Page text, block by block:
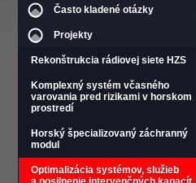
Často kladené otázky
Projekty
Rekonštrukcia rádiovej siete HZS
Komplexný systém včasného
varovania pred rizikami v horskom
prostredí
Horský špecializovaný záchranný
modul
Optimalizácia systémov, služieb